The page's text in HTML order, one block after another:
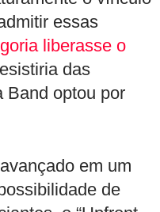
essas
liberasse o
das
Band optou por
em um
de